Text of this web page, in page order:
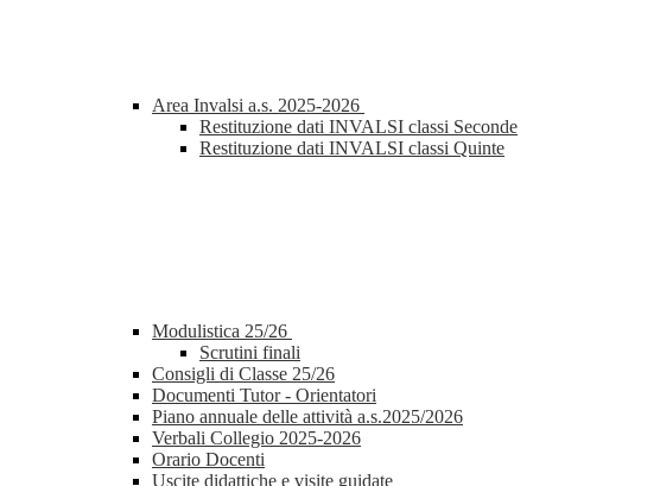
Area Invalsi a.s. 2025-2026
Restituzione dati INVALSI classi Seconde
Restituzione dati INVALSI classi Quinte
Modulistica 25/26
Scrutini finali
Consigli di Classe 25/26
Documenti Tutor - Orientatori
Piano annuale delle attività a.s.2025/2026
Verbali Collegio 2025-2026
Orario Docenti
Uscite didattiche e visite guidate